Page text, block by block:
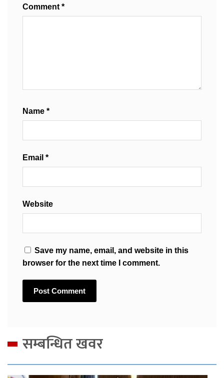
Comment *
Name *
Email *
Website
Save my name, email, and website in this
browser for the next time I comment.
सम्बन्धित खवर